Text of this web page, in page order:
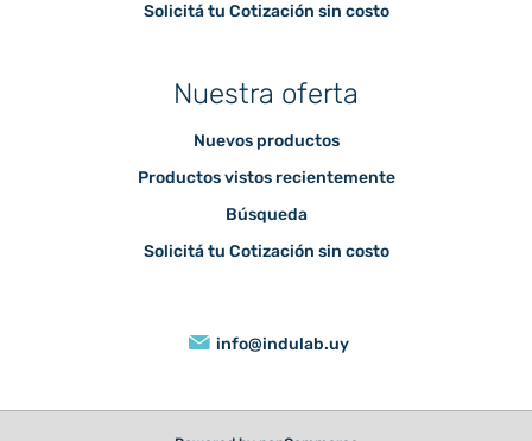
Solicitá tu Cotización sin costo
Nuestra oferta
Nuevos productos
Productos vistos recientemente
Búsqueda
Solicitá tu Cotización sin costo
info@indulab.uy